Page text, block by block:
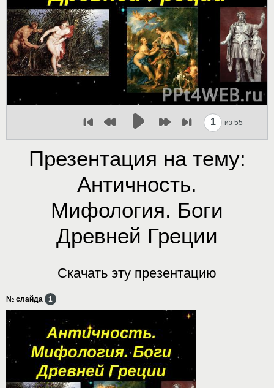
1 из 55
Презентация на тему:
Античность.
Мифология. Боги
Древней Греции
Скачать эту презентацию
№ слайда 1